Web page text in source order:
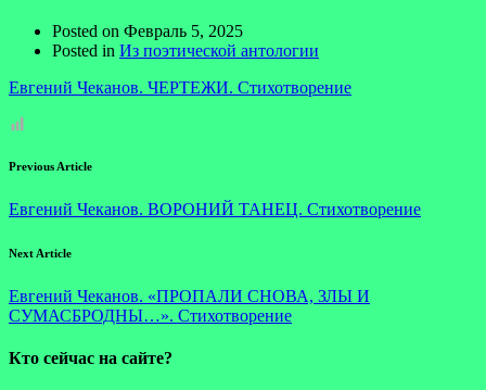
Posted on Февраль 5, 2025
Posted in Из поэтической антологии
Евгений Чеканов. ЧЕРТЕЖИ. Стихотворение
Previous Article
Евгений Чеканов. ВОРОНИЙ ТАНЕЦ. Стихотворение
Next Article
Евгений Чеканов. «ПРОПАЛИ СНОВА, ЗЛЫ И
СУМАСБРОДНЫ…». Стихотворение
Кто сейчас на сайте?